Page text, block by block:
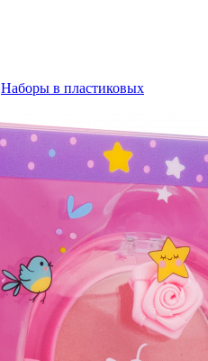
Наборы в пластиковых